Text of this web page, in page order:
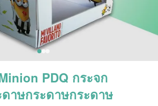
PDQ กระจก
าษกระดาษกระดาษ